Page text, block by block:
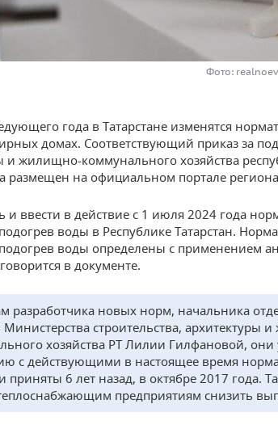
Фото:
года в Татарстане изменятся
домах. Соответствующий приказ за
и жилищно-коммунального хозяйства
размещен на официальном портале
и ввести в действие с 1 июля 2024 года
воды в Республике Татарстан.
воды определены с применением
в документе.
разработчика новых норм, начальника
Министерства строительства, архитектуры
хозяйства РТ Лилии Гилфановой,
с действующими в настоящее время
приняты 6 лет назад, в октябре 2017 года.
предприятиям снизить